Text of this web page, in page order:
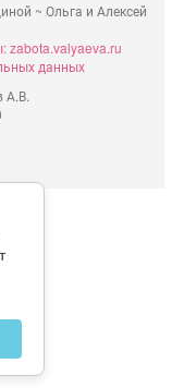
~ Ольга и Алексей
zabota.valyaeva.ru
данных
А.В.